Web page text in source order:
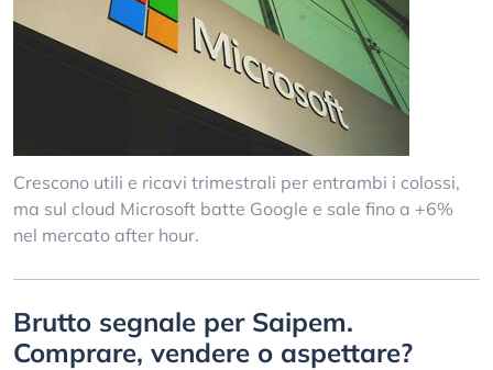
Crescono utili e ricavi trimestrali per entrambi i colossi,
ma sul cloud Microsoft batte Google e sale fino a +6%
nel mercato after hour.
Brutto segnale per Saipem.
Comprare, vendere o aspettare?